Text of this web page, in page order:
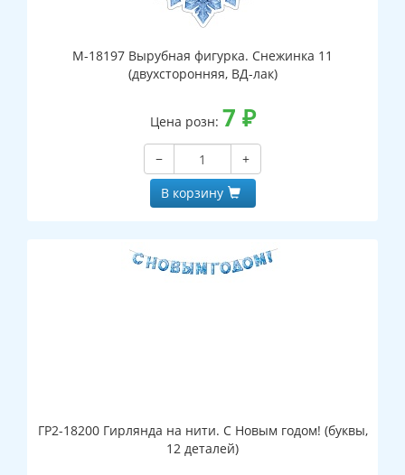
М-18197 Вырубная фигурка. Снежинка 11
(двухсторонняя, ВД-лак)
Цена розн: 7 ₽
−
+
В корзину
ГР2-18200 Гирлянда на нити. С Новым годом! (буквы,
12 деталей)